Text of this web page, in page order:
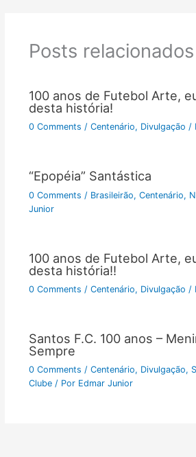
Posts relacionados
100 anos de Futebol Arte,
desta história!
0 Comments / Centenário, Divulgação /
“Epopéia” Santástica
0 Comments / Brasileirão, Centenário,
Junior
100 anos de Futebol Arte,
desta história!!
0 Comments / Centenário, Divulgação /
Santos F.C. 100 anos –
Sempre
0 Comments / Centenário, Divulgação,
Clube/ Por Edmar Junior